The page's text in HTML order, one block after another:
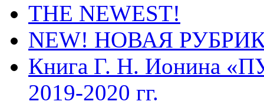
THE NEWEST!
NEW! НОВАЯ
Книга Г. Н. Ионина
2019-2020 гг.